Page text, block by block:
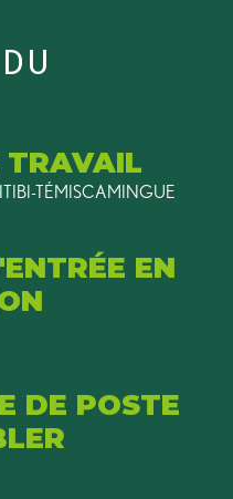
TRAVAIL
TÉMISCAMINGUE
EN
DE POSTE